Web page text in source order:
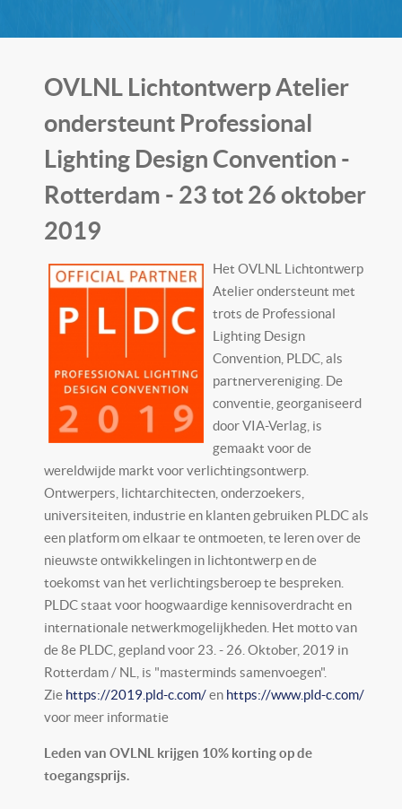
OVLNL Lichtontwerp Atelier
ondersteunt Professional
Lighting Design Convention -
Rotterdam - 23 tot 26 oktober
2019
Het OVLNL Lichtontwerp
Atelier ondersteunt met
trots de Professional
Lighting Design
Convention, PLDC, als
partnervereniging. De
conventie, georganiseerd
door VIA-Verlag, is
gemaakt voor de
wereldwijde markt voor verlichtingsontwerp.
Ontwerpers, lichtarchitecten, onderzoekers,
universiteiten, industrie en klanten gebruiken PLDC als
een platform om elkaar te ontmoeten, te leren over de
nieuwste ontwikkelingen in lichtontwerp en de
toekomst van het verlichtingsberoep te bespreken.
PLDC staat voor hoogwaardige kennisoverdracht en
internationale netwerkmogelijkheden. Het motto van
de 8e PLDC, gepland voor 23. - 26. Oktober, 2019 in
Rotterdam / NL, is "masterminds samenvoegen".
Zie https://2019.pld-c.com/en https://www.pld-c.com/
voor meer informatie
Leden van OVLNL krijgen 10% korting op de
toegangsprijs.